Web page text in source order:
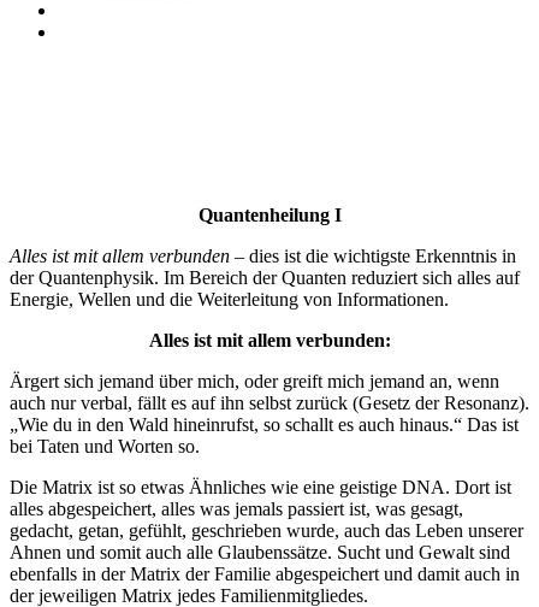
Quantenheilung I
Alles ist mit allem verbunden – dies ist die wichtigste Erkenntnis in
der Quantenphysik. Im Bereich der Quanten reduziert sich alles auf
Energie, Wellen und die Weiterleitung von Informationen.
Alles ist mit allem verbunden:
Ärgert sich jemand über mich, oder greift mich jemand an, wenn
auch nur verbal, fällt es auf ihn selbst zurück (Gesetz der Resonanz).
„Wie du in den Wald hineinrufst, so schallt es auch hinaus.“ Das ist
bei Taten und Worten so.
Die Matrix ist so etwas Ähnliches wie eine geistige DNA. Dort ist
alles abgespeichert, alles was jemals passiert ist, was gesagt,
gedacht, getan, gefühlt, geschrieben wurde, auch das Leben unserer
Ahnen und somit auch alle Glaubenssätze. Sucht und Gewalt sind
ebenfalls in der Matrix der Familie abgespeichert und damit auch in
der jeweiligen Matrix jedes Familienmitgliedes.